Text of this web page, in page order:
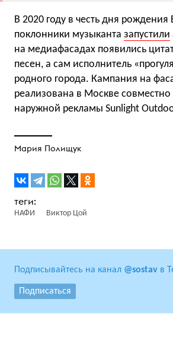
В 2020 году в честь дня рождения
поклонники музыканта запустили
на медиафасадах появились
песен, а сам исполнитель
родного города. Кампания на
реализована в Москве
наружной рекламы Sunlight
Мария Полищук
НАФИ Виктор Цой
Подписывайтесь на канал @sostav в
Подписаться